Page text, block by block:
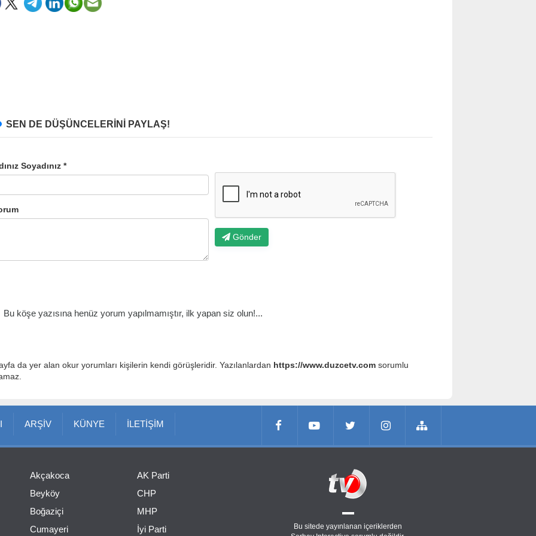
SEN DE DÜŞÜNCELERİNİ PAYLAŞ!
Soyadınız *
Gönder
Bu köşe yazısına henüz yorum yapılmamıştır, ilk yapan siz olun!...
da yer alan okur yorumları kişilerin kendi görüşleridir. Yazılanlardan https://www.duzcetv.comsorumlu
ARŞİV KÜNYE İLETİŞİM
Akçakoca
Beyköy
Boğaziçi
Cumayeri
AK Parti
CHP
MHP
İyi Parti
Bu sitede yayınlanan içeriklerden